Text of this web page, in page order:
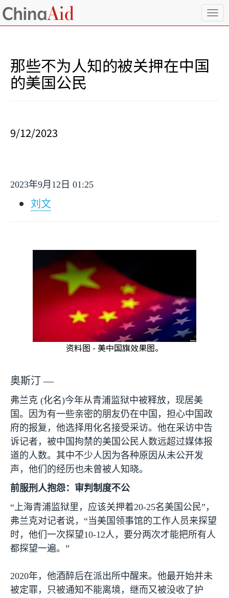
T
o
那些不为人知的被关押在中国
的美国公民
9/12/2023
2023年9月 12 日 01:25
刘文
资料图 - 美中国旗效果图。
奥斯汀 —
弗兰克 (化名)今年从青浦监狱中被释放，现居美
国。因为有一些亲密的朋友仍在中国，担心中国政
府的报复，他选择用化名接受采访。他在采访中告
诉记者，被中国拘禁的美国公民人数远超过媒体报
道的人数。其中不少人因为各种原因从未公开发
声，他们的经历也未曾被人知晓。
前服刑人抱怨：审判制度不公
“上海青浦监狱里，应该关押着20-25名美国公民”，
弗兰克对记者说，“当美国领事馆的工作人员来探望
时，他们一次探望10-12人，要分两次才能把所有人
都探望一遍。”
2020年，他酒醉后在派出所中醒来。他最开始并未
被定罪，只被通知不能离境，继而又被没收了护